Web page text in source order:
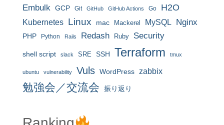
Embulk GCP Git GitHub GitHub Actions Go H2O
Kubernetes Linux mac Mackerel MySQL Nginx
PHP Python Rails Redash Ruby Security
shell script slack SRE SSH Terraform tmux
ubuntu vulnerability Vuls WordPress zabbix
勉強会／交流会 振り返り